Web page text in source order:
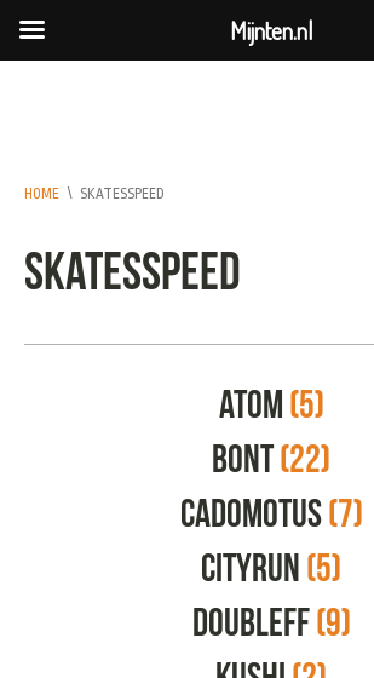
HOME \ SKATESSPEED
skatesspeed
Atom (5)
Bont(22)
CadoMotus(7)
Cityrun (5)
Doubleff(9)
Mijnten.nl